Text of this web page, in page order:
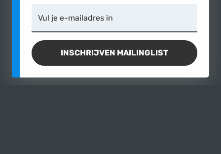
Vul je e-mailadres in
INSCHRIJVEN MAILINGLIST